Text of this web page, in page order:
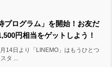
プログラム」を開始！お友だ
円相当をゲットしよう！
14日より「LINEMO」はもうひとつ
タ ...